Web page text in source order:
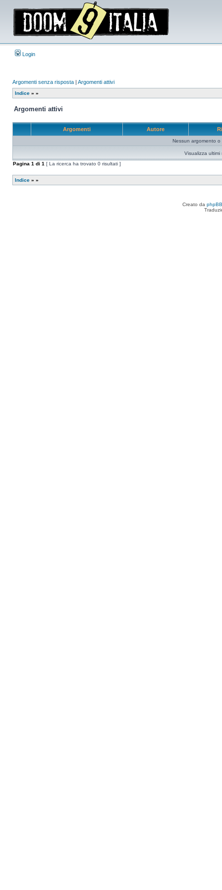
Login
Argomenti senza risposta | Argomenti attivi
Indice » »
Argomenti attivi
Argomenti Autore
Nessun argomento o
Visualizza ultimi
Pagina 1 di 1 [ La ricerca ha trovato 0 risultati ]
Indice » »
Creato da phpBB